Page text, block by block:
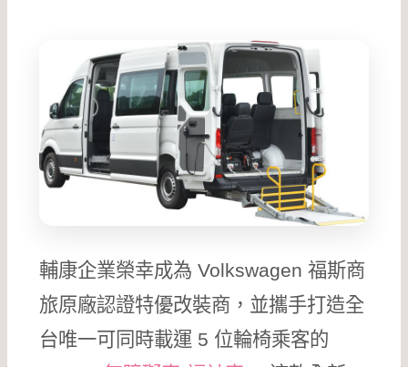
輔康企業榮幸成為 Volkswagen 福斯商
旅原廠認證特優改裝商，並攜手打造全
台唯一可同時載運 5 位輪椅乘客的